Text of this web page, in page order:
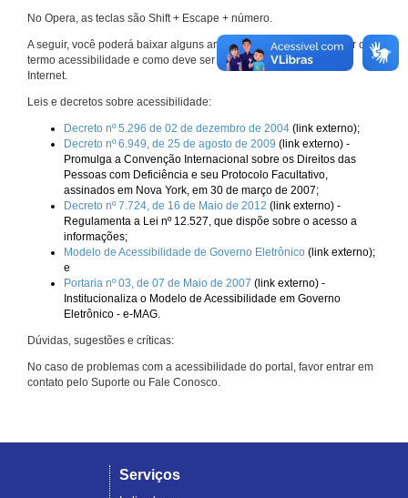
No Opera, as teclas são Shift + Escape + número.
A seguir, você poderá baixar alguns arquivos que explicam melhor o
termo acessibilidade e como deve ser implementado nos sites da
Internet.
Leis e decretos sobre acessibilidade:
Decreto nº 5.296 de 02 de dezembro de 2004 (link externo);
Decreto nº 6.949, de 25 de agosto de 2009 (link externo) -
Promulga a Convenção Internacional sobre os Direitos das
Pessoas com Deficiência e seu Protocolo Facultativo,
assinados em Nova York, em 30 de março de 2007;
Decreto nº 7.724, de 16 de Maio de 2012 (link externo) -
Regulamenta a Lei nº 12.527, que dispõe sobre o acesso a
informações;
Modelo de Acessibilidade de Governo Eletrônico (link externo);
e
Portaria nº 03, de 07 de Maio de 2007 (link externo) -
Institucionaliza o Modelo de Acessibilidade em Governo
Eletrônico - e-MAG.
Dúvidas, sugestões e críticas:
No caso de problemas com a acessibilidade do portal, favor entrar em
contato pelo Suporte ou Fale Conosco.
Serviços